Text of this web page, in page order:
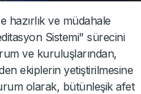
ve müdahale
Sistemi" sürecini
ve kuruluşlarından,
ekiplerin yetiştirilmesine
olarak, bütünleşik afet